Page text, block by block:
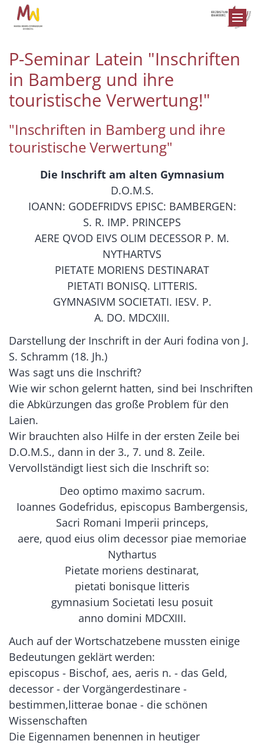
Zum Inhalt springen
P-Seminar Latein "Inschriften
in Bamberg und ihre
touristische Verwertung!"
"Inschriften in Bamberg und ihre
touristische Verwertung"
Die Inschrift am alten Gymnasium
D.O.M.S.
IOANN: GODEFRIDVS EPISC: BAMBERGEN:
S. R. IMP. PRINCEPS
AERE QVOD EIVS OLIM DECESSOR P. M.
NYTHARTVS
PIETATE MORIENS DESTINARAT
PIETATI BONISQ. LITTERIS.
GYMNASIVM SOCIETATI. IESV. P.
A. DO. MDCXIII.
Darstellung der Inschrift in der Auri fodina von J.
S. Schramm (18. Jh.)
Was sagt uns die Inschrift?
Wie wir schon gelernt hatten, sind bei Inschriften
die Abkürzungen das große Problem für den
Laien.
Wir brauchten also Hilfe in der ersten Zeile bei
D.O.M.S., dann in der 3., 7. und 8. Zeile.
Vervollständigt liest sich die Inschrift so:
Deo optimo maximo sacrum.
Ioannes Godefridus, episcopus Bambergensis,
Sacri Romani Imperii princeps,
aere, quod eius olim decessor piae memoriae
Nythartus
Pietate moriens destinarat,
pietati bonisque litteris
gymnasium Societati Iesu posuit
anno domini MDCXIII.
Auch auf der Wortschatzebene mussten einige
Bedeutungen geklärt werden:
episcopus - Bischof, aes, aeris n. - das Geld,
decessor - der Vorgängerdestinare -
bestimmen,litterae bonae - die schönen
Wissenschaften
Die Eigennamen benennen in heutiger